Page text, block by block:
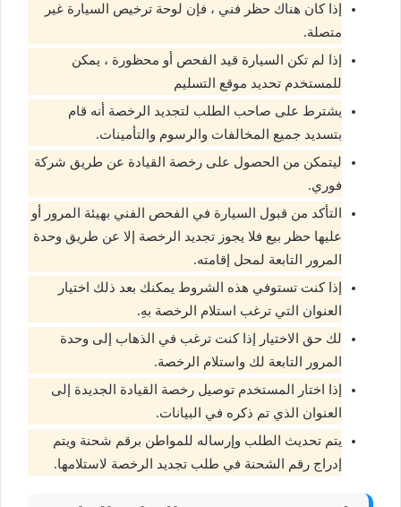
إذا كان هناك حظر فني ، فإن لوحة ترخيص السيارة غير
متصلة.
إذا لم تكن السيارة قيد الفحص أو محظورة ، يمكن
للمستخدم تحديد موقع التسليم
يشترط على صاحب الطلب لتجديد الرخصة أنه قام
بتسديد جميع المخالفات والرسوم والتأمينات.
ليتمكن من الحصول على رخصة القيادة عن طريق شركة
فوري.
التأكد من قبول السيارة في الفحص الفني بهيئة المرور أو
عليها حظر بيع فلا يجوز تجديد الرخصة إلا عن طريق وحدة
المرور التابعة لمحل إقامته.
إذا كنت تستوفي هذه الشروط يمكنك بعد ذلك اختيار
العنوان التي ترغب استلام الرخصة بهِ.
لك حق الاختيار إذا كنت ترغب في الذهاب إلى وحدة
المرور التابعة لك واستلام الرخصة.
إذا اختار المستخدم توصيل رخصة القيادة الجديدة إلى
العنوان الذي تم ذكره في البيانات.
يتم تحديث الطلب وإرساله للمواطن برقم شحنة ويتم
إدراج رقم الشحنة في طلب تجديد الرخصة لاستلامها.